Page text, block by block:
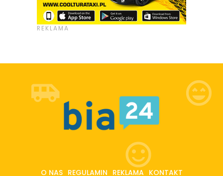
O NAS REGULAMIN REKLAMA KONTAKT